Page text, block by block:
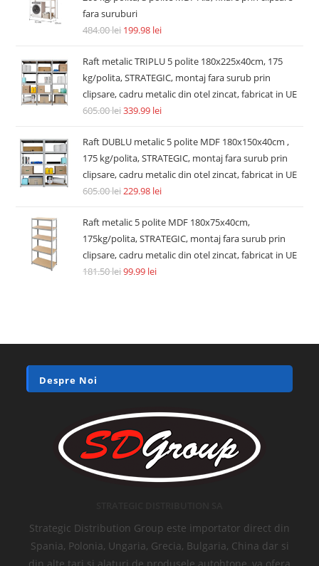
fara suruburi
484.00lei 199.98 lei
Raft metalic TRIPLU 5 polite 180x225x40cm, 175
kg/polita, STRATEGIC, montaj fara surub prin
clipsare, cadru metalic din otel zincat, fabricat in UE
605.00lei339.99 lei
Raft DUBLU metalic 5 polite MDF 180x150x40cm ,
175 kg/polita, STRATEGIC, montaj fara surub prin
clipsare, cadru metalic din otel zincat, fabricat in UE
605.00lei 229.98 lei
Raft metalic 5 polite MDF 180x75x40cm,
175kg/polita, STRATEGIC, montaj fara surub prin
clipsare, cadru metalic din otel zincat, fabricat in UE
181.50lei99.99 lei
Despre Noi
Strategic Distribution Group este importator direct din
Spania, Polonia, Ungaria, Grecia, Bulgaria, China dar si
din alte tari si alaturi de produsele autohtone, va ofera